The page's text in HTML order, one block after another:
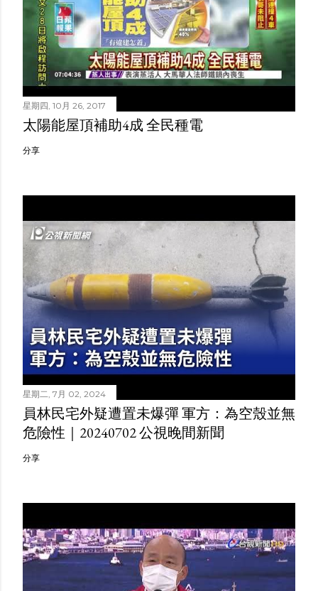
星期四, 10月 26, 2017
太陽能屋頂補助4成 全民種電
分享
星期二, 7月 02, 2024
員林民宅外疑遭置未爆彈 軍方：為空殼並無
危險性｜20240702 公視晚間新聞
分享